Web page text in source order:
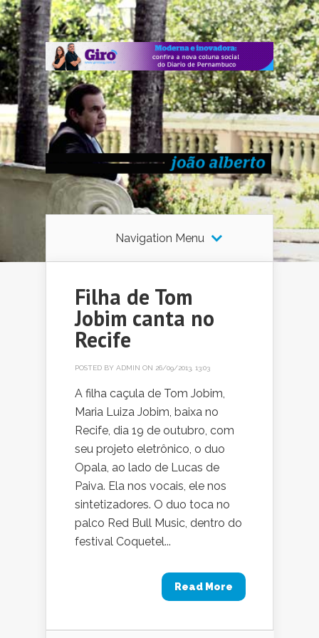
Navigation Menu
Filha de Tom
Jobim canta no
Recife
POSTED BY ADMIN ON 26/09/2013, 13:03
A filha caçula de Tom Jobim,
Maria Luiza Jobim, baixa no
Recife, dia 19 de outubro, com
seu projeto eletrônico, o duo
Opala, ao lado de Lucas de
Paiva. Ela nos vocais, ele nos
sintetizadores. O duo toca no
palco Red Bull Music, dentro do
festival Coquetel...
Read More